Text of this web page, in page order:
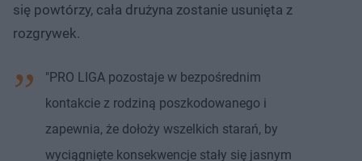
się powtórzy, cała drużyna zostanie usunięta z
rozgrywek.
"PRO LIGA pozostaje w bezpośrednim
kontakcie z rodziną poszkodowanego i
zapewnia, że dołoży wszelkich starań, by
wyciągnięte konsekwencje stały się jasnym